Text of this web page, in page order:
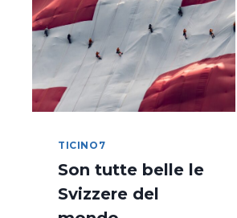
TICINO7
Son tutte belle le
Svizzere del